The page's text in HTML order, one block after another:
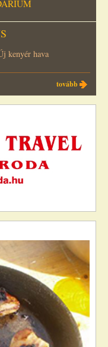
kenyér hava
tovább